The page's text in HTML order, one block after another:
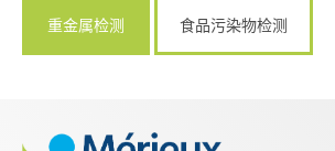
重金属检测 食品污染物检测